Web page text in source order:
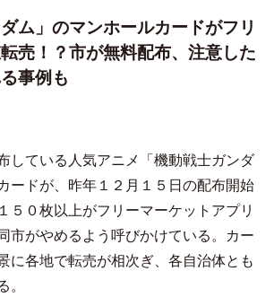
ダム」のマンホールカードがフリ
売！？市が無料配布、注意した
事例も
している人気アニメ「機動戦士ガンダ
ードが、昨年１２月１５日の配布開始
５０枚以上がフリーマーケットアプリ
市がやめるよう呼びかけている。カー
に各地で転売が相次ぎ、各自治体とも
。